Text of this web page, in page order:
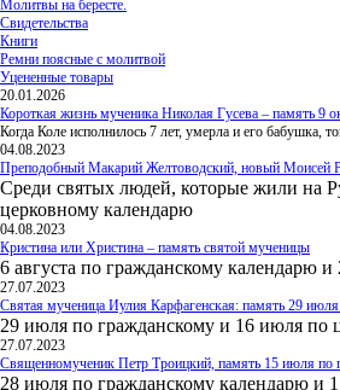
Молитвы на бересте.
Свидетельства
Книги
Ремни поясные с молитвой
Уцененные товары
20.01.2026
Короткая жизнь мученика Николая Гусева – память 9
Когда Коле исполнилось 7 лет, умерла и его бабушка,
04.08.2023
Преподобный Макарий Желтоводский, новый Моисей
Среди святых людей, которые жили на
церковному календарю
04.08.2023
Кристина или Христина – память святой мученицы
6 августа по гражданскому календарю
27.07.2023
Святая мученица Иулия Карфагенская: память 29
29 июля по гражданскому и 16 июля по
27.07.2023
Священномученик Петр Троицкий, память 15 июля по
28 июля по гражданскому календарю и